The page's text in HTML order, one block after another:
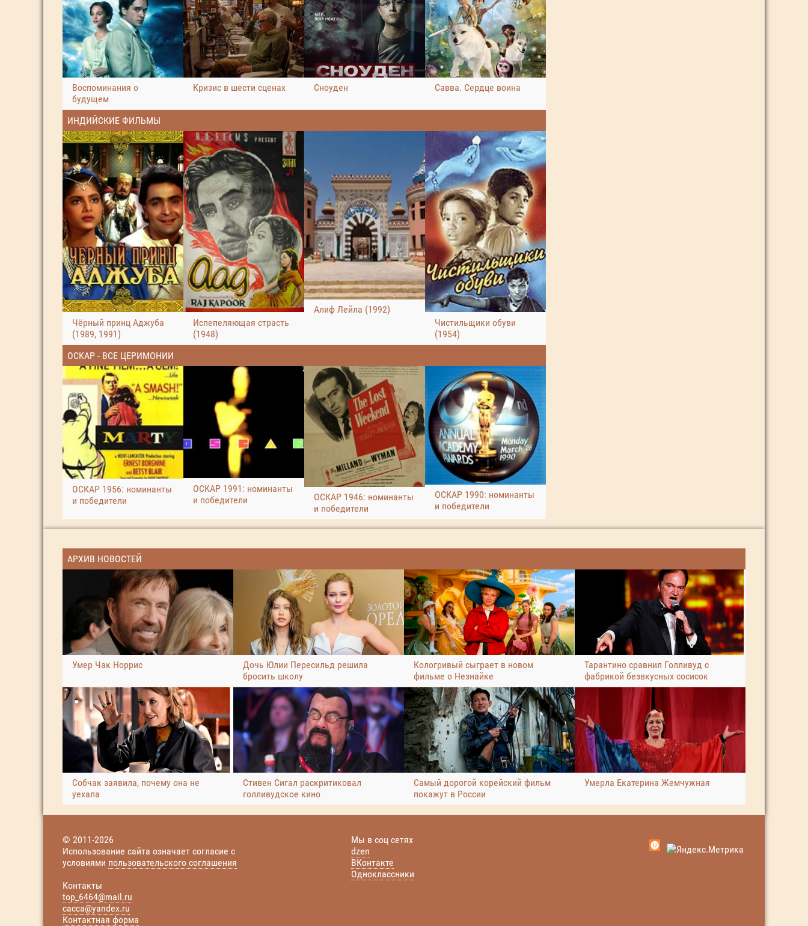
Воспоминания о
будущем
Кризис в шести сценах Сноуден Савва. Сердце воина
ИНДИЙСКИЕ ФИЛЬМЫ
Чёрный принц Аджуба
(1989, 1991)
Испепеляющая страсть
(1948)
Алиф Лейла (1992)
Чистильщики обуви
(1954)
ОСКАР - ВСЕ ЦЕРИМОНИИ
ОСКАР 1956: номинанты
и победители
ОСКАР 1991: номинанты
и победители
ОСКАР 1946: номинанты
и победители
ОСКАР 1990: номинанты
и победители
АРХИВ НОВОСТЕЙ
Умер Чак Норрис
Дочь Юлии Пересильд решила
бросить школу
Кологривый сыграет в новом
фильме о Незнайке
Тарантино сравнил Голливуд с
фабрикой безвкусных сосисок
Собчак заявила, почему она не
уехала
Стивен Сигал раскритиковал
голливудское кино
Самый дорогой корейский фильм
покажут в России
Умерла Екатерина Жемчужная
© 2011-2026
Использование сайта означает согласие с
условиями пользовательского соглашения
Контакты
top_6464@mail.ru
cacca@yandex.ru
Контактная форма
Мы в соц сетях
dzen
ВКонтакте
Одноклассники